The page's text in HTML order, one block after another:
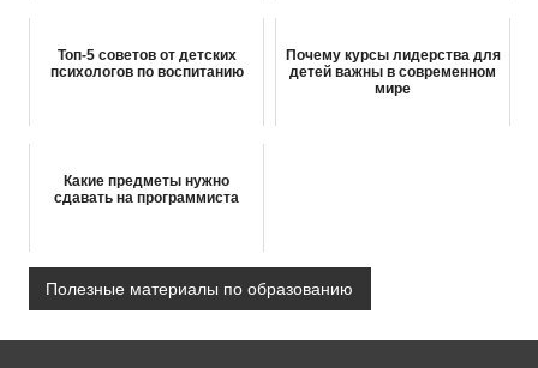
Топ-5 советов от детских
психологов по воспитанию
Почему курсы лидерства для
детей важны в современном
мире
Какие предметы нужно
сдавать на программиста
Полезные материалы по образованию